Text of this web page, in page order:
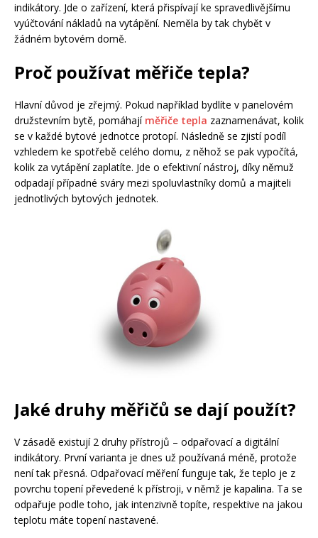
indikátory. Jde o zařízení, která přispívají ke spravedlivějšímu
vyúčtování nákladů na vytápění. Neměla by tak chybět v
žádném bytovém domě.
Proč používat měřiče tepla?
Hlavní důvod je zřejmý. Pokud například bydlíte v panelovém
družstevním bytě, pomáhají měřiče tepla zaznamenávat, kolik
se v každé bytové jednotce protopí. Následně se zjistí podíl
vzhledem ke spotřebě celého domu, z něhož se pak vypočítá,
kolik za vytápění zaplatíte. Jde o efektivní nástroj, díky němuž
odpadají případné sváry mezi spoluvlastníky domů a majiteli
jednotlivých bytových jednotek.
Jaké druhy měřičů se dají použít?
V zásadě existují 2 druhy přístrojů – odpařovací a digitální
indikátory. První varianta je dnes už používaná méně, protože
není tak přesná. Odpařovací měření funguje tak, že teplo je z
povrchu topení převedené k přístroji, v němž je kapalina. Ta se
odpařuje podle toho, jak intenzivně topíte, respektive na jakou
teplotu máte topení nastavené.